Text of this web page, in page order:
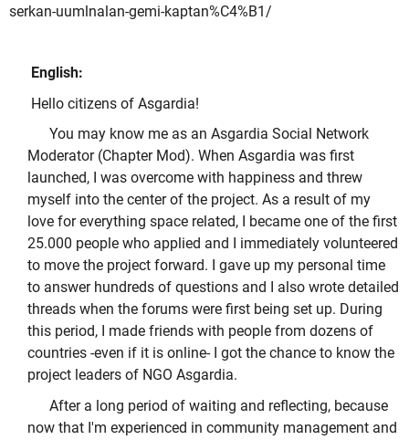
serkan-uumlnalan-gemi-kaptan%C4%B1/
English:
Hello citizens of Asgardia!
You may know me as an Asgardia Social Network
Moderator (Chapter Mod). When Asgardia was first
launched, I was overcome with happiness and threw
myself into the center of the project. As a result of my
love for everything space related, I became one of the first
25.000 people who applied and I immediately volunteered
to move the project forward. I gave up my personal time
to answer hundreds of questions and I also wrote detailed
threads when the forums were first being set up. During
this period, I made friends with people from dozens of
countries -even if it is online- I got the chance to know the
project leaders of NGO Asgardia.
After a long period of waiting and reflecting, because
now that I'm experienced in community management and